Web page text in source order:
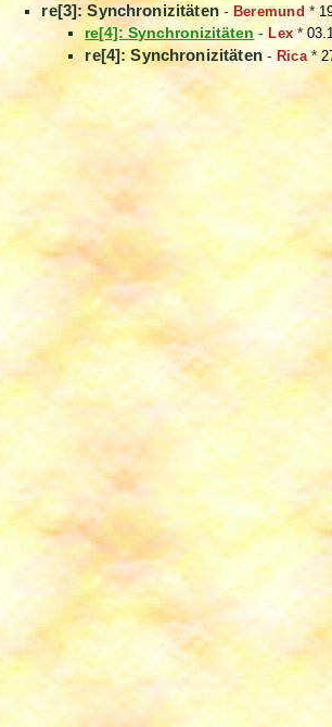
re[3]: Synchronizitäten- Beremund *
re[4]: Synchronizitäten - Lex *
re[4]: Synchronizitäten- Rica*